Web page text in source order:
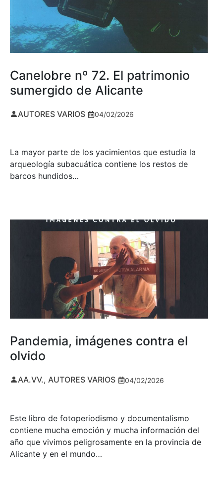
Canelobre nº 72. El patrimonio
sumergido de Alicante
AUTORES VARIOS 04/02/2026
La mayor parte de los yacimientos que estudia la
arqueología subacuática contiene los restos de
barcos hundidos…
Pandemia, imágenes contra el
olvido
AA.VV., AUTORES VARIOS 04/02/2026
Este libro de fotoperiodismo y documentalismo
contiene mucha emoción y mucha información del
año que vivimos peligrosamente en la provincia de
Alicante y en el mundo…